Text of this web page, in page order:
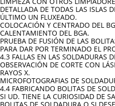
DETALLADA DE TODAS LAS ISLAS
ÚLTIMO UN FLUXEADO.
COLOCACIÓN Y CENTRADO DEL
CALENTAMIENTO DEL BGA.
PRUEBA DE FUSIÓN DE LAS
PARA DAR POR TERMINADO EL
4.3 FALLAS EN LAS SOLDADURAS
OBSERVACIÓN DE CORTE CON
RAYOS X.
MICROFOTOGRAFIAS DE
4.4 FABRICANDO BOLITAS DE
SI UD. TIENE LA CURIOSIDAD DE